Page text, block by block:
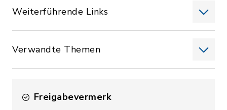
Weiterführende Links
Verwandte Themen
Freigabevermerk